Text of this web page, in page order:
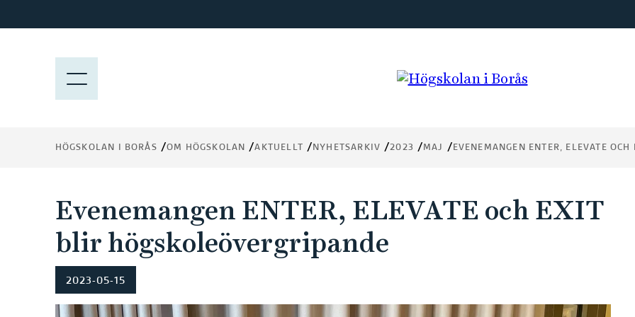
o
N
HÖGSKOLAN I BORÅS OM HÖGSKOLAN AKTUELLT NYHETSARKIV 2023 MAJ EVENEMANGEN ENTER, ELEVATE
Evenemangen ENTER, ELEVATE och EXIT
blir högskoleövergripande
2023-05-15